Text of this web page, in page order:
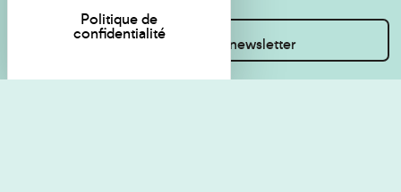
Inscrivez-vous à la newsletter
Politique de
confidentialité